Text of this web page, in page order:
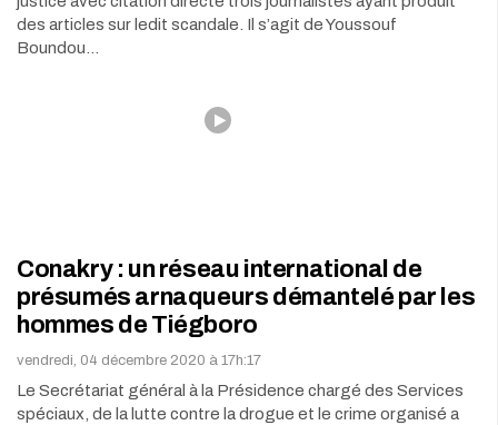
des articles sur ledit scandale. Il s’agit de Youssouf
Boundou…
Conakry : un réseau international de
présumés arnaqueurs démantelé par les
hommes de Tiégboro
vendredi, 04 décembre 2020 à 17h:17
Le Secrétariat général à la Présidence chargé des Services
spéciaux, de la lutte contre la drogue et le crime organisé a